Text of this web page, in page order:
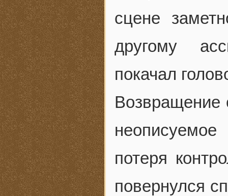
сцене
другому
покачал
Возвращение
потеря
повернулся